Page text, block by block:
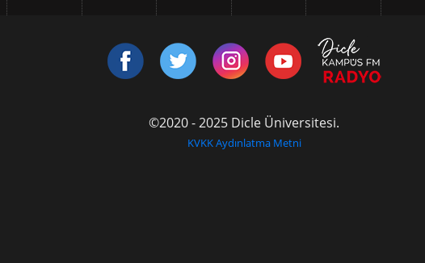
©2020 - 2025 Dicle Üniversitesi.
KVKK Aydınlatma Metni